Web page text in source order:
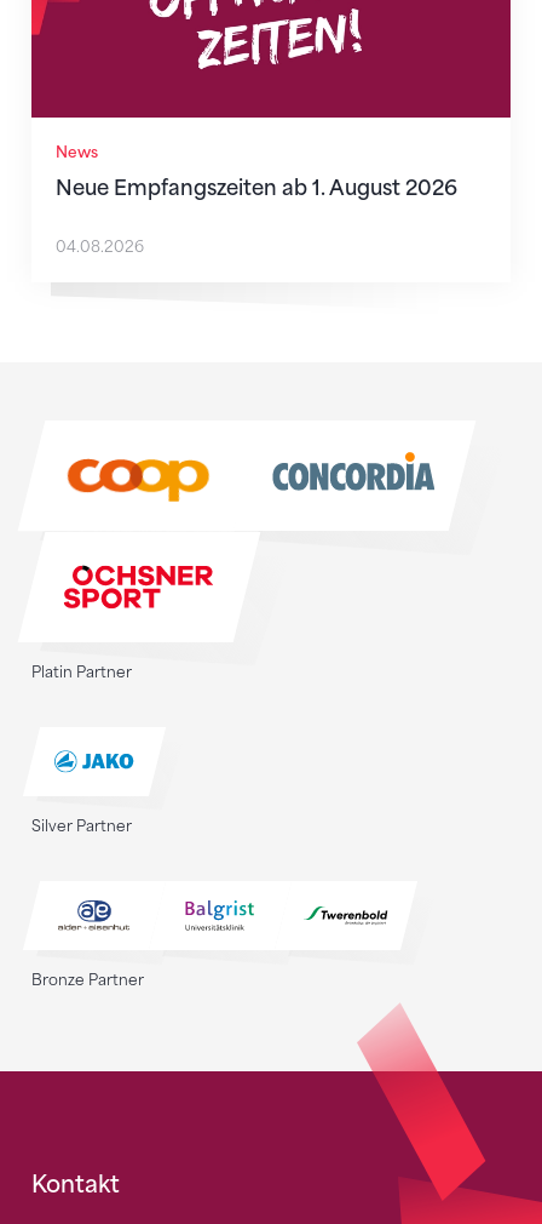
News
Neue Empfangszeiten ab 1. August 2026
04.08.2026
Platin Partner
Silver Partner
Bronze Partner
Fusszeile
Kontakt